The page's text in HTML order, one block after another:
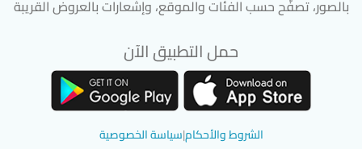
بالصور، تصفّح حسب الفئات والموقع، وإشعارات بالعروض القريبة
حمل التطبيق الآن
الشروط والأحكام|سياسة الخصوصية